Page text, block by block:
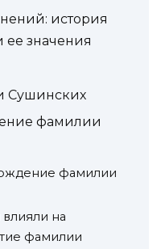
история
значения
Сушинских
фамилии
фамилии
на
фамилии